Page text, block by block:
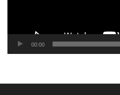
00:00